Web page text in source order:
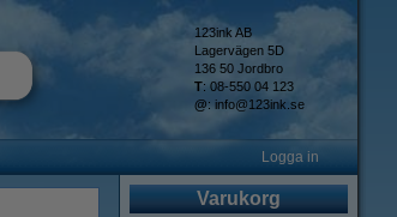
123ink AB
Lagervägen 5D
136 50 Jordbro
T: 08-550 04 123
@: info@123ink.se
Logga in
Varukorg